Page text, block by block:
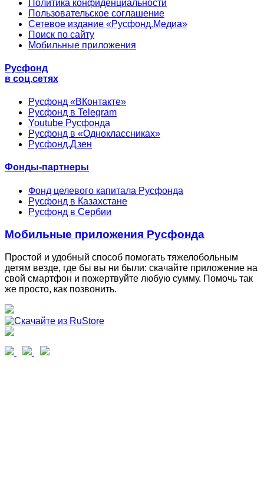
Политика конфиденциальности
Пользовательское соглашение
Сетевое издание «Русфонд.Медиа»
Поиск по сайту
Мобильные приложения
Русфонд
в соц.сетях
Русфонд «ВКонтакте»
Русфонд в Telegram
Youtube Русфонда
Русфонд в «Одноклассниках»
Русфонд.Дзен
Фонды-партнеры
Фонд целевого капитала Русфонда
Русфонд в Казахстане
Русфонд в Сербии
Мобильные приложения Русфонда
Простой и удобный способ помогать тяжелобольным
детям везде, где бы вы ни были: скачайте приложение на
свой смартфон и пожертвуйте любую сумму. Помочь так
же просто, как позвонить.